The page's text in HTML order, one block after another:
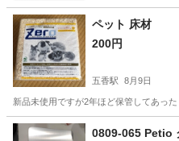
ペット 床材
200円
五香駅 8月9日
新品未使用ですが2年ほど保管してあっ
千葉 柏市
0809-065 Petio